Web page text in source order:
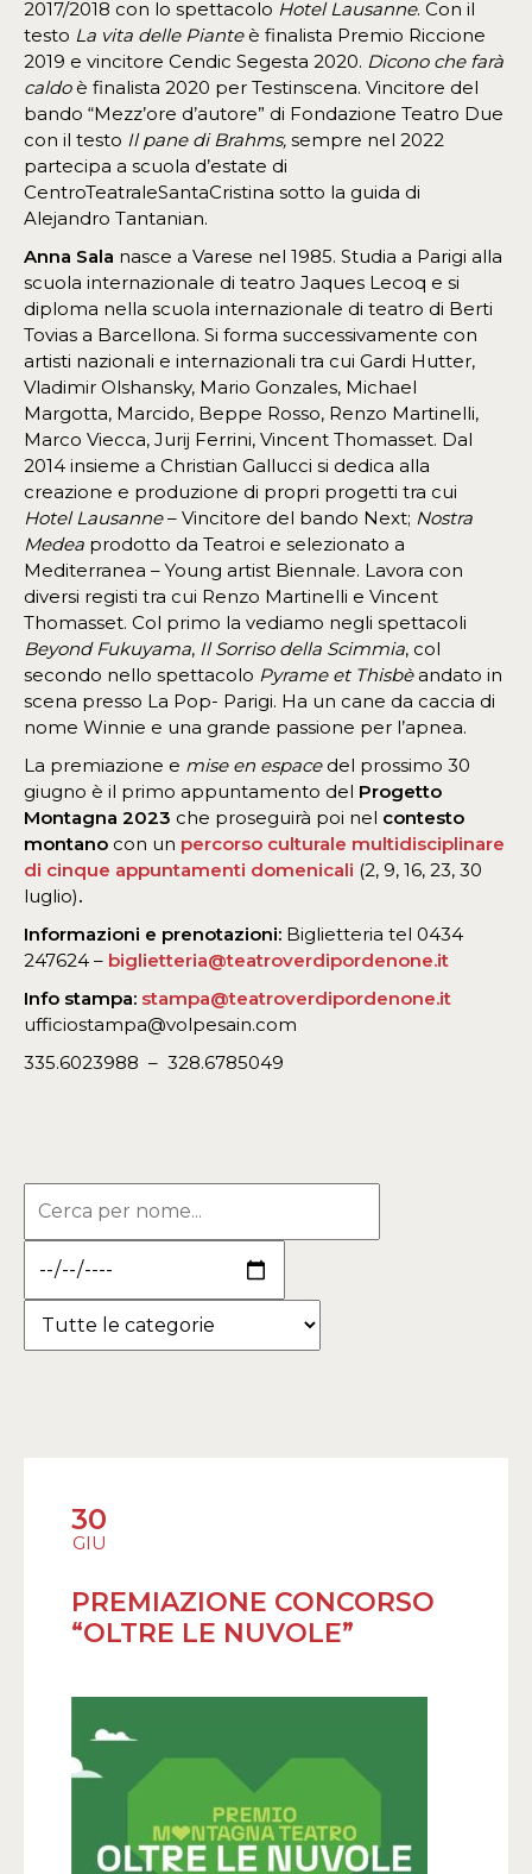
2017/2018 con lo spettacolo Hotel Lausanne. Con il
testo La vita delle Pianteè finalista Premio Riccione
2019 e vincitore Cendic Segesta 2020. Dicono che farà
caldoè finalista 2020 per Testinscena. Vincitore del
bando “Mezz’ore d’autore” di Fondazione Teatro Due
con il testo Il pane di Brahms, sempre nel 2022
partecipa a scuola d’estate di
CentroTeatraleSantaCristina sotto la guida di
Alejandro Tantanian.
Anna Sala nasce a Varese nel 1985. Studia a Parigi alla
scuola internazionale di teatro Jaques Lecoq e si
diploma nella scuola internazionale di teatro di Berti
Tovias a Barcellona. Si forma successivamente con
artisti nazionali e internazionali tra cui Gardi Hutter,
Vladimir Olshansky, Mario Gonzales, Michael
Margotta, Marcido, Beppe Rosso, Renzo Martinelli,
Marco Viecca, Jurij Ferrini, Vincent Thomasset. Dal
2014 insieme a Christian Gallucci si dedica alla
creazione e produzione di propri progetti tra cui
Hotel Lausanne– Vincitore del bando Next; Nostra
Medea prodotto da Teatroi e selezionato a
Mediterranea – Young artist Biennale. Lavora con
diversi registi tra cui Renzo Martinelli e Vincent
Thomasset. Col primo la vediamo negli spettacoli
Beyond Fukuyama, Il Sorriso della Scimmia, col
secondo nello spettacolo Pyrame et Thisbèandato in
scena presso La Pop- Parigi. Ha un cane da caccia di
nome Winnie e una grande passione per l’apnea.
La premiazione e mise en espacedel prossimo 30
giugno è il primo appuntamento del Progetto
Montagna 2023 che proseguirà poi nel contesto
montano con un percorso culturale multidisciplinare
di cinque appuntamenti domenicali (2, 9, 16, 23, 30
luglio).
Informazioni e prenotazioni: Biglietteria tel 0434
247624 – biglietteria@teatroverdipordenone.it
Info stampa: stampa@teatroverdipordenone.it
ufficiostampa@volpesain.com
335.6023988 – 328.6785049
30
GIU
PREMIAZIONE CONCORSO
“OLTRE LE NUVOLE”